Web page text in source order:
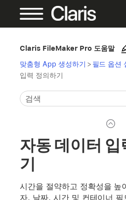
Claris FileMaker Pro 도움말
맞춤형 App 생성하기 > 필드 옵션
입력 정의하기
자동 데이터 입
기
시간을 절약하고 정확성을 높
자, 날짜, 시간 및 컨테이너